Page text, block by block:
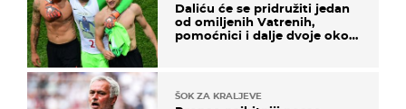
Daliću će se pridružiti jedan
od omiljenih Vatrenih,
pomoćnici i dalje dvoje oko
ŠOK ZA KRALJEVE